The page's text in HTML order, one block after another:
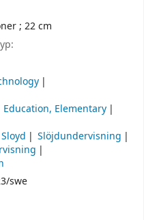
; 22 cm
Education, Elementary
Slöjdundervisning
swe